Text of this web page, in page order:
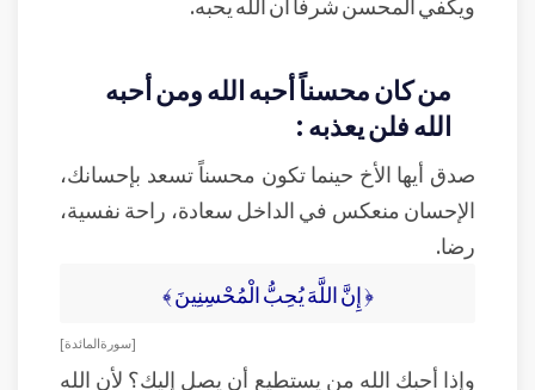
من كان محسناً أحبه الله ومن أحبه
الله فلن يعذبه :
صدق أيها الأخ حينما تكون محسناً تسعد بإحسانك،
الإحسان منعكس في الداخل سعادة، راحة نفسية،
رضا.
﴿ إِنَّ اللَّهَ يُحِبُّ الْمُحْسِنِينَ ﴾
[ سورة المائدة ]
وإذا أحبك الله من يستطيع أن يصل إليك؟ لأن الله